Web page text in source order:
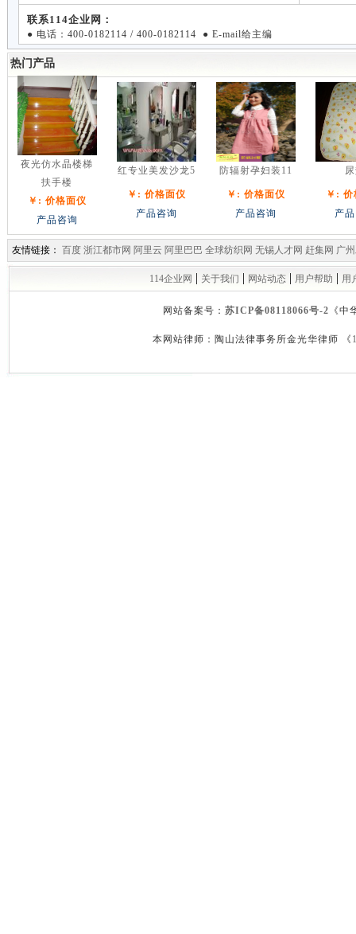
联系114企业网：
● 电话：400-0182114 / 400-0182114 ● E-mail给主编
热门产品
夜光仿水晶楼梯
扶手楼
￥: 价格面仪
产品咨询
红专业美发沙龙5
￥: 价格面仪
产品咨询
防辐射孕妇装11
￥: 价格面仪
产品咨询
￥:
产
友情链接： 百度 浙江都市网 阿里云 阿里巴巴 全球纺织网 无锡人才网 赶集网 广
114企业网 | 关于我们 | 网站动态 | 用户帮助 | 用
网站备案号： 苏ICP备08118066号-2 《
本网站律师：陶山法律事务所金光华律师 《